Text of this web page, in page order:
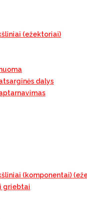
(ežektoriai)
dalys
(komponentai)
griebtai